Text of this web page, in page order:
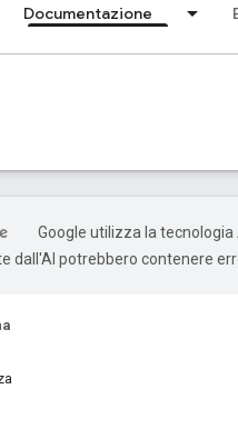
Documentazione
Google utilizza la
dall'AI potrebbero contenere